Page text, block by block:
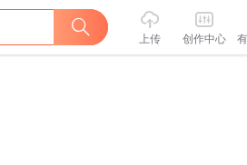
上传 创作中心